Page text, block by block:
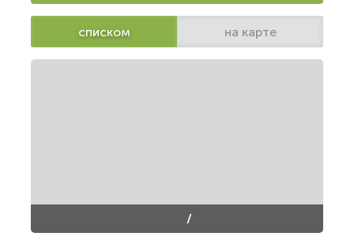
списком на карте
/